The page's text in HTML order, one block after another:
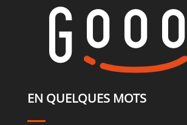
EN QUELQUES MOTS